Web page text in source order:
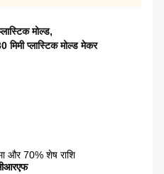
मोल्ड,
मिमी प्लास्टिक मोल्ड मेकर
और 70% शेष राशि